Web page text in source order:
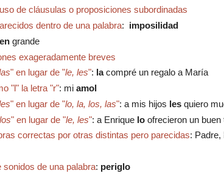
de cláusulas o proposiciones subordinadas
dentro de una palabra: imposilidad
grande
exageradamente breves
" en lugar de "le, les": la compré un regalo a María
"l" la letra "r": mi amol
" en lugar de "lo, la, los, las": a mis hijos lesquiero
" en lugar de "le, les": a Enrique loofrecieron un buen
correctas por otras distintas pero parecidas: Padre,
de una palabra: periglo